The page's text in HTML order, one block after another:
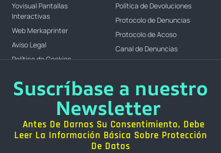
Yovisual Pantallas
Interactivas
Web Merkaprinter
Aviso Legal
Política de Cookies
Política de Devoluciones
Protocolo de Denuncias
Protocolo de Acoso
Canal de Denuncias
Suscríbase a nuestro
Newsletter
Antes De Darnos Su Consentimiento, Debe
Leer La Información Básica Sobre Protección
De Datos